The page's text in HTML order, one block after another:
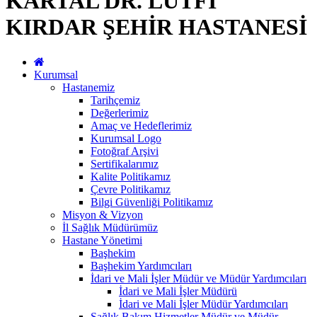
KIRDAR ŞEHİR HASTANESİ
Kurumsal
Hastanemiz
Tarihçemiz
Değerlerimiz
Amaç ve Hedeflerimiz
Kurumsal Logo
Fotoğraf Arşivi
Sertifikalarımız
Kalite Politikamız
Çevre Politikamız
Bilgi Güvenliği Politikamız
Misyon & Vizyon
İl Sağlık Müdürümüz
Hastane Yönetimi
Başhekim
Başhekim Yardımcıları
İdari ve Mali İşler Müdür ve Müdür Yardımcıları
İdari ve Mali İşler Müdürü
İdari ve Mali İşler Müdür Yardımcıları